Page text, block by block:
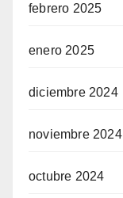
febrero 2025
enero 2025
diciembre 2024
noviembre 2024
octubre 2024